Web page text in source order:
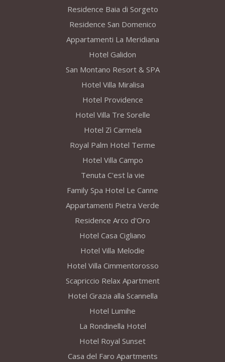
Residence Baia di Sorgeto
Residence San Domenico
Appartamenti La Meridiana
Hotel Galidon
San Montano Resort & SPA
Hotel Villa Miralisa
Hotel Providence
Hotel Villa Tre Sorelle
Hotel Zì Carmela
Royal Palm Hotel Terme
Hotel Villa Campo
Tenuta C'est la vie
Family Spa Hotel Le Canne
Appartamenti Pietra Verde
Residence Arco d'Oro
Hotel Casa Cigliano
Hotel Villa Melodie
Hotel Villa Cimmentorosso
Scapriccio Relax Apartment
Hotel Grazia alla Scannella
Hotel Lumihe
La Rondinella Hotel
Hotel Royal Sunset
Casa del Faro Apartments